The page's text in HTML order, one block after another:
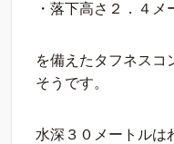
・落下高さ２．４
を備えたタフネスコ
そうです。
水深３０メートルは